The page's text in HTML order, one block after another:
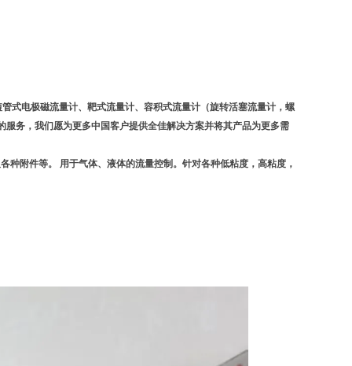
式电极磁流量计、靶式流量计、容积式流量计（旋转活塞流量计，螺
务，我们愿为更多中国客户提供全佳解决方案并将其产品为更多需
附件等。 用于气体、液体的流量控制。针对各种低粘度，高粘度，